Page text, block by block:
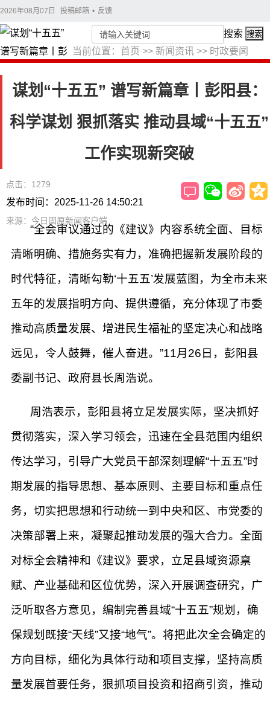
2026年08月07日 投稿邮箱 • 反馈
当前位置： 首页 >> 新闻资讯 >> 时政要闻
搜索 搜索
谋划“十五五” 谱写新篇章丨彭阳县：
科学谋划 狠抓落实 推动县域“十五五”
工作实现新突破
点击：1279
发布时间：2025-11-26 14:50:21
来源：今日固原新闻客户端
“全会审议通过的《建议》内容系统全面、目标
清晰明确、措施务实有力，准确把握新发展阶段的
时代特征，清晰勾勒‘十五五’发展蓝图，为全市未来
五年的发展指明方向、提供遵循，充分体现了市委
推动高质量发展、增进民生福祉的坚定决心和战略
远见，令人鼓舞，催人奋进。”11月26日，彭阳县
委副书记、政府县长周浩说。
周浩表示，彭阳县将立足发展实际，坚决抓好
贯彻落实，深入学习领会，迅速在全县范围内组织
传达学习，引导广大党员干部深刻理解“十五五”时
期发展的指导思想、基本原则、主要目标和重点任
务，切实把思想和行动统一到中央和区、市党委的
决策部署上来，凝聚起推动发展的强大合力。全面
对标全会精神和《建议》要求，立足县域资源禀
赋、产业基础和区位优势，深入开展调查研究，广
泛听取各方意见，编制完善县域“十五五”规划，确
保规划既接“天线”又接“地气”。将把此次全会确定的
方向目标，细化为具体行动和项目支撑，坚持高质
量发展首要任务，狠抓项目投资和招商引资，推动